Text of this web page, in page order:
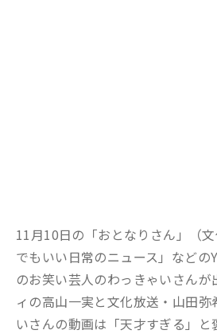
11月10日の「おとなりさん」（
でもいい日常のニュース」など
のお笑い芸人のわっきゃいさん
ィの高山一実と文化放送・山田弥
いさんの動画は「天才すぎる」と